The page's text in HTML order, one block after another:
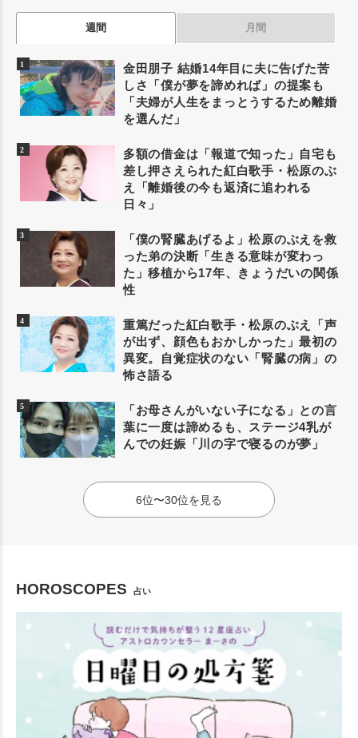
週間 月間
金田朋子 結婚14年目に夫に告げた苦
しさ「僕が夢を諦めれば」の提案も
「夫婦が人生をまっとうするため離婚
を選んだ」
多額の借金は「報道で知った」自宅も
差し押さえられた紅白歌手・松原のぶ
え「離婚後の今も返済に追われる
日々」
「僕の腎臓あげるよ」松原のぶえを救
った弟の決断「生きる意味が変わっ
た」移植から17年、きょうだいの関係
性
重篤だった紅白歌手・松原のぶえ「声
が出ず、顔色もおかしかった」最初の
異変。自覚症状のない「腎臓の病」の
怖さ語る
「お母さんがいない子になる」との言
葉に一度は諦めるも、ステージ4乳が
んでの妊娠「川の字で寝るのが夢」
6位〜30位を見る
HOROSCOPES 占い